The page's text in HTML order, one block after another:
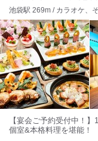
池袋駅 269m / カラオケ、
【宴会ご予約受付中！
個室&本格料理を堪能！